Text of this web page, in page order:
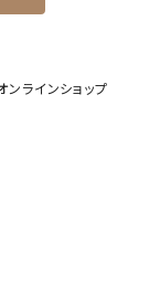
ット商品）
ラインショップ